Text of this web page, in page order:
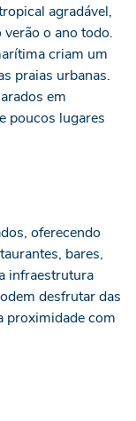
agradável,
o ano todo.
criam um
praias urbanas.
em
poucos lugares
oferecendo
bares,
infraestrutura
desfrutar das
proximidade com